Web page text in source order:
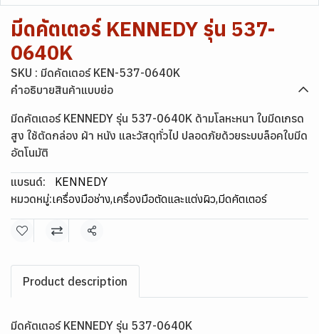
มีดคัตเตอร์ KENNEDY รุ่น 537-
0640K
SKU : มีดคัตเตอร์ KEN-537-0640K
คำอธิบายสินค้าแบบย่อ
มีดคัตเตอร์ KENNEDY รุ่น 537-0640K ด้ามโลหะหนา ใบมีดเกรด
สูง ใช้ตัดกล่อง ผ้า หนัง และวัสดุทั่วไป ปลอดภัยด้วยระบบล็อคใบมีด
อัตโนมัติ
แบรนด์:
KENNEDY
หมวดหมู่:เครื่องมือช่าง,เครื่องมือตัดและแต่งผิว,มีดคัตเตอร์
แชร์
Product description
มีดคัตเตอร์ KENNEDY รุ่น 537-0640K